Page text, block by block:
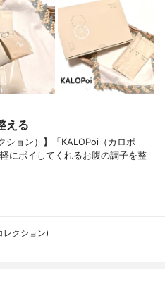
える
ション）】「KALOPoi（カロポ
にポイしてくれるお腹の調子を整
レクション)